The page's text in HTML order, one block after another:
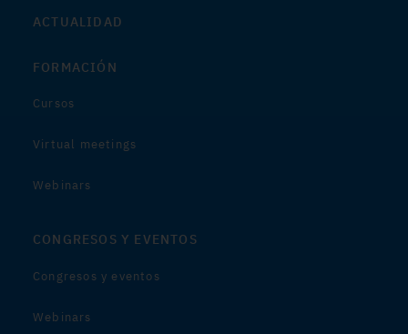
ACTUALIDAD
FORMACIÓN
Cursos
Virtual meetings
Webinars
CONGRESOS Y EVENTOS
Congresos y eventos
Webinars